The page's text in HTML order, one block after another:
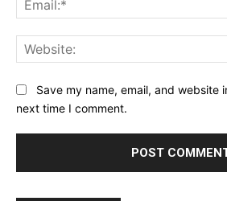
Save my name, email, and website
next time I comment.